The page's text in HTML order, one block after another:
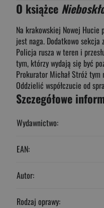
O książce
Na krakowskiej Nowej Hucie
jest naga. Dodatkowo sekcja
Policja rusza w teren i
tym, którzy wydają się być
Prokurator Michał Stróż
Oddzielić współczucie od
Szczegółowe
Wydawnictwo:
EAN:
Autor:
Rodzaj oprawy: